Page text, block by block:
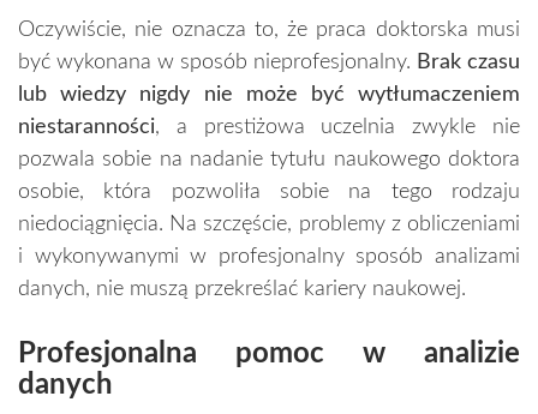
Oczywiście, nie oznacza to, że praca doktorska musi
być wykonana w sposób nieprofesjonalny. Brak czasu
lub wiedzy nigdy nie może być wytłumaczeniem
niestaranności, a prestiżowa uczelnia zwykle nie
pozwala sobie na nadanie tytułu naukowego doktora
osobie, która pozwoliła sobie na tego rodzaju
niedociągnięcia. Na szczęście, problemy z obliczeniami
i wykonywanymi w profesjonalny sposób analizami
danych, nie muszą przekreślać kariery naukowej.
Profesjonalna pomoc w analizie
danych